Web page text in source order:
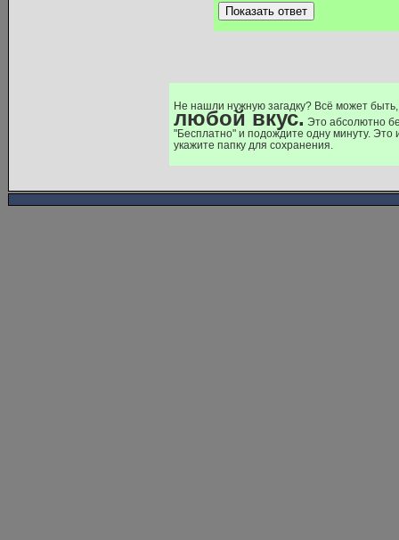
Показать ответ
Не нашли нужную загадку? Всё может
любой вкус. Это абсолютно
"Бесплатно" и подождите одну минуту.
укажите папку для сохранения.